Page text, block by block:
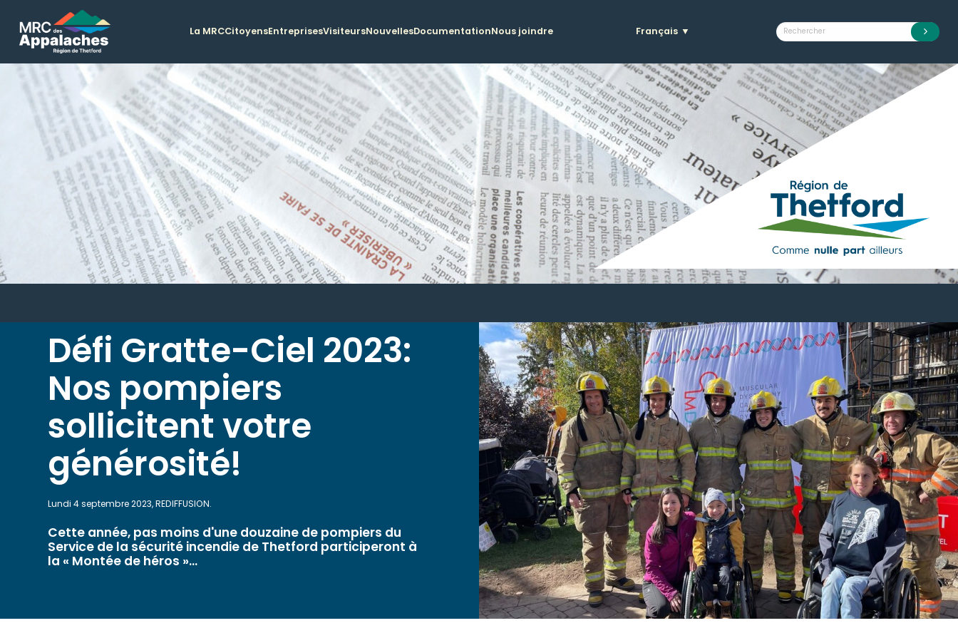
La MRCCitoyensEntreprisesVisiteursNouvellesDocumentationNous joindre Français ▼
Défi Gratte-Ciel 2023:
Nos pompiers
sollicitent votre
générosité!
Lundi 4 septembre 2023, REDIFFUSION.
Cette année, pas moins d'une douzaine de pompiers du
Service de la sécurité incendie de Thetford participeront à
la « Montée de héros »...